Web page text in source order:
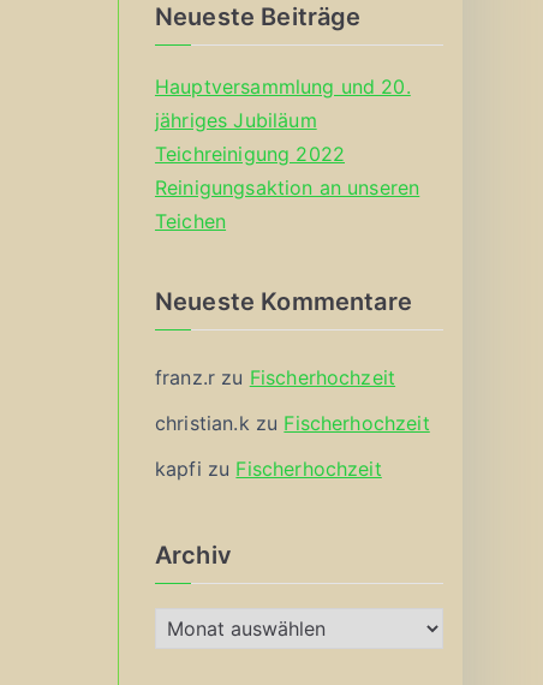
Neueste Beiträge
Hauptversammlung und 20.
jähriges Jubiläum
Teichreinigung 2022
Reinigungsaktion an unseren
Teichen
Neueste Kommentare
franz.r zu Fischerhochzeit
christian.k zu Fischerhochzeit
kapfi zu Fischerhochzeit
Archiv
r